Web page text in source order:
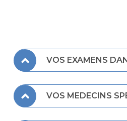
VOS EXAMENS
VOS MEDECINS